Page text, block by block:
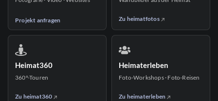
Projekt anfragen Zu heimatfotos
Heimat360
360°-Touren
Zu heimat360
Heimaterleben
Foto-Workshops · Foto-Reisen
Zu heimaterleben